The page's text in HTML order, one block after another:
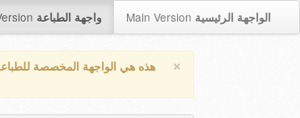
واجهة الطباعة Main Version الواجهة الرئيسية
× هذه هي الواجهة المخصصة